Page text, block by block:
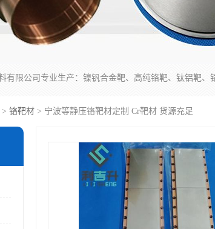
> 铬靶材 > 宁波等静压铬靶材定制 Cr靶材 货源充足